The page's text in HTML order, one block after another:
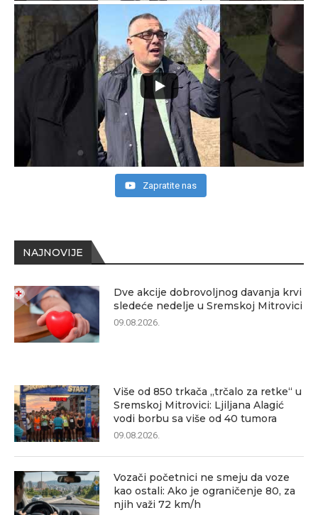
NAJNOVIJE
Dve akcije dobrovoljnog davanja krvi
sledeće nedelje u Sremskoj Mitrovici
09.08.2026.
Više od 850 trkača „trčalo za retke“ u
Sremskoj Mitrovici: Ljiljana Alagić
vodi borbu sa više od 40 tumora
09.08.2026.
Vozači početnici ne smeju da voze
kao ostali: Ako je ograničenje 80, za
njih važi 72 km/h
Zapratite nas